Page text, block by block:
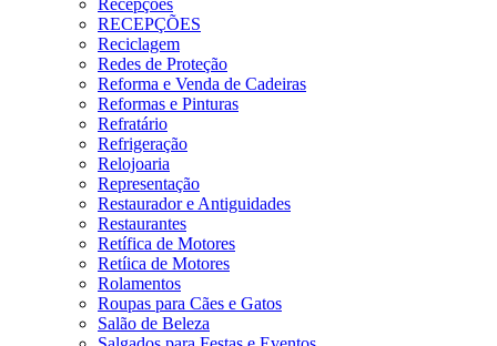
Recepções
RECEPÇÕES
Reciclagem
Redes de Proteção
Reforma e Venda de Cadeiras
Reformas e Pinturas
Refratário
Refrigeração
Relojoaria
Representação
Restaurador e Antiguidades
Restaurantes
Retífica de Motores
Retíica de Motores
Rolamentos
Roupas para Cães e Gatos
Salão de Beleza